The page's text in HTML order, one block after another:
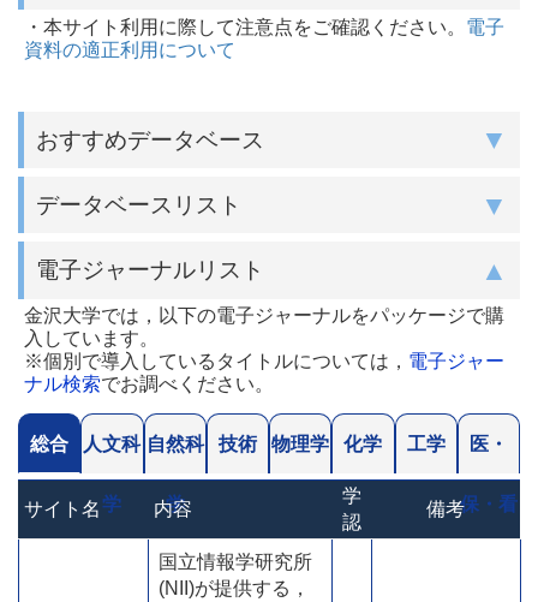
・本サイト利用に際して注意点をご確認ください。 電子
資料の適正利用について
おすすめデータベース
データベースリスト
電子ジャーナルリスト
金沢大学では，以下の電子ジャーナルをパッケージで購
入しています。
※個別で導入しているタイトルについては， 電子ジャー
ナル検索でお調べください。
総合 人文科
学
自然科
学
技術 物理学 化学 工学 医・
保・看
サイト名 内容
学
認
備考
国立情報学研究所
(NII)が提供する，